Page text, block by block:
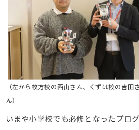
（左から枚方校の西山さん、くずは校の吉田
ん）
いまや小学校でも必修となったプロ